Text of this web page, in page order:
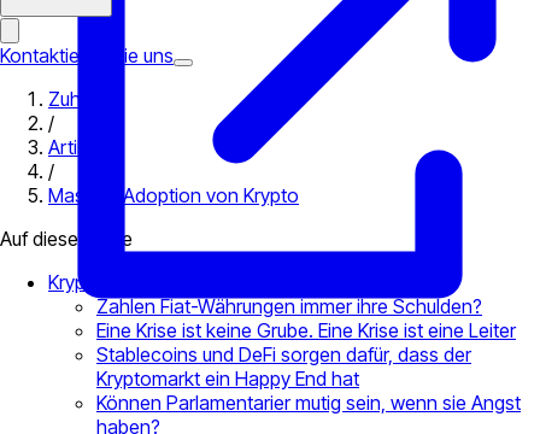
Kontaktieren Sie uns
Zuhause
/
Artikel
/
Massive Adoption von Krypto
Auf dieser Seite
Krypto-Adoption
Zahlen Fiat-Währungen immer ihre Schulden?
Eine Krise ist keine Grube. Eine Krise ist eine Leiter
Stablecoins und DeFi sorgen dafür, dass der
Kryptomarkt ein Happy End hat
Können Parlamentarier mutig sein, wenn sie Angst
haben?